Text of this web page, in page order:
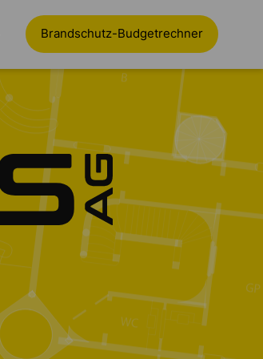
Brandschutz-Budgetrechner